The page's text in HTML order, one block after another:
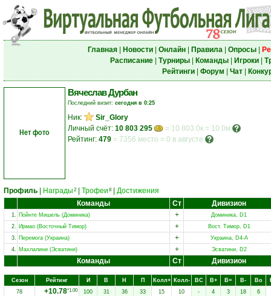
Главная| Новости| Онлайн| Правила| Опросы|
Расписание| Турниры| Команды| Игроки|
Рейтинги| Форум Чат|
Нет фото
Вячеслав Дурбан
Последний визит: сегодня в 0:25
Ник:
Sir_Glory
Личный счёт: 10 803 295
= 10 803.0к = 10.0м
Рейтинг: 479 = 7356 место = 0 в августе
Профиль Награды 2 Трофеи 8
Достижения
Команды
Ст Дивизион
1. Пойнте Мишель (Доминика) +
Доминика, D1
2. Ирмао (Восточный Тимор) +
Вост. Тимор, D1
3. Перемога (Украина) +
Украина, D4-A
4. Махлалини (Эсватини) + Эсватини, D2
Команды Ст Дивизион
Сезон Рейтинг И В Н П Колл+ Колл- ВC В+ В= В- Вo
78
+10.78*1.00 100 31 36 33 15 10 - 4 3 18 6